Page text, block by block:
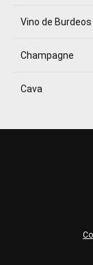
Vino de Burdeos
Champagne
Cava